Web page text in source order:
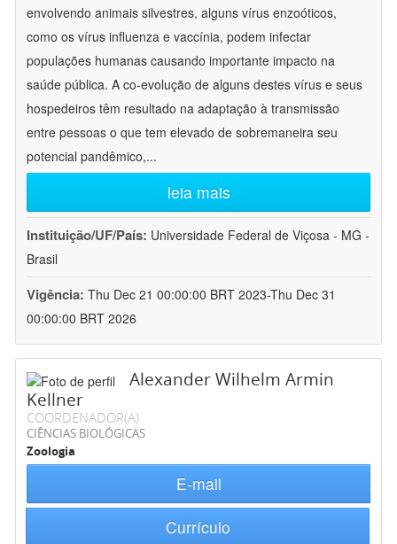
envolvendo animais silvestres, alguns vírus enzoóticos,
como os vírus influenza e vaccínia, podem infectar
populações humanas causando importante impacto na
saúde pública. A co-evolução de alguns destes vírus e seus
hospedeiros têm resultado na adaptação à transmissão
entre pessoas o que tem elevado de sobremaneira seu
potencial pandêmico,...
leia mais
Instituição/UF/País: Universidade Federal de Viçosa - MG -
Brasil
Vigência: Thu Dec 21 00:00:00 BRT 2023-Thu Dec 31
00:00:00 BRT 2026
Alexander Wilhelm Armin
Kellner
COORDENADOR(A)
CIÊNCIAS BIOLÓGICAS
Zoologia
E-mail
Currículo